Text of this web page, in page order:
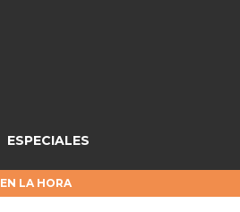
ESPECIALES
EN LA HORA